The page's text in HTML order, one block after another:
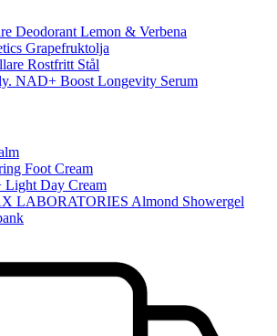
Deodorant Lemon & Verbena
Grapefruktolja
Rostfritt Stål
NAD+ Boost Longevity Serum
Foot Cream
Light Day Cream
LABORATORIES Almond Showergel